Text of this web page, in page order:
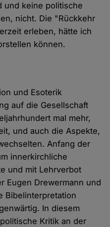
und keine politische
nicht. Die "Rückkehr
erleben, hätte ich
können.
und Esoterik
auf die Gesellschaft
mal mehr,
und auch die Aspekte,
Anfang der
innerkirchliche
und mit Lehrverbot
Eugen Drewermann und
Bibelinterpretation
In diesem
Kritik an der